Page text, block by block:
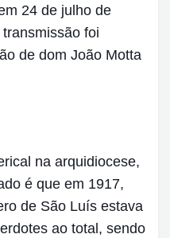
24 de julho de
foi
de dom João Motta
na arquidiocese,
é que em 1917,
de São Luís estava
ao total, sendo